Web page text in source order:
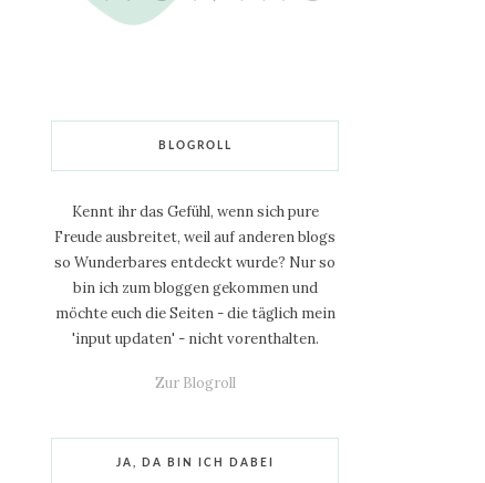
BLOGROLL
Kennt ihr das Gefühl, wenn sich pure
Freude ausbreitet, weil auf anderen blogs
so Wunderbares entdeckt wurde? Nur so
bin ich zum bloggen gekommen und
möchte euch die Seiten - die täglich mein
'input updaten' - nicht vorenthalten.
Zur Blogroll
JA, DA BIN ICH DABEI